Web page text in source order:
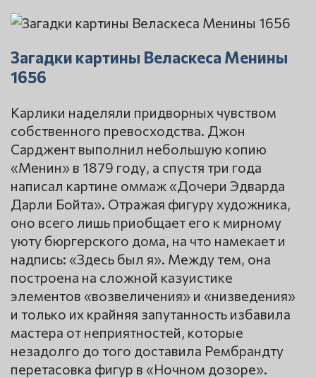
Загадки картины Веласкеса Менины
1656
Карлики наделяли придворных чувством
собственного превосходства. Джон
Сарджент выполнил небольшую копию
«Менин» в 1879 году, а спустя три года
написал картине оммаж «Дочери Эдварда
Дарли Бойта». Отражая фигуру художника,
оно всего лишь приобщает его к мирному
уюту бюргерского дома, на что намекает и
надпись: «Здесь был я». Между тем, она
построена на сложной казуистике
элементов «возвеличения» и «низведения»
и только их крайняя запутанность избавила
мастера от неприятностей, которые
незадолго до того доставила Рембрандту
перетасовка фигур в «Ночном дозоре».